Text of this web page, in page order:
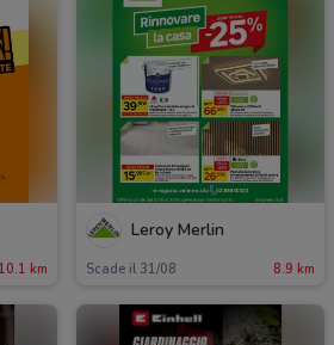
10.1 km
Leroy Merlin
Scade il 31/08 8.9 km